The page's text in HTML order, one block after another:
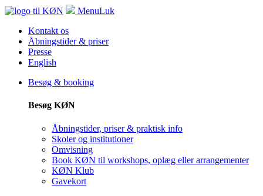
MenuLuk
Kontakt os
Åbningstider & priser
Presse
English
Besøg & booking
Besøg KØN
Åbningstider, priser & praktisk info
Skoler og institutioner
Omvisning
Book KØN til workshops, oplæg eller arrangementer
KØN Klub
Gavekort